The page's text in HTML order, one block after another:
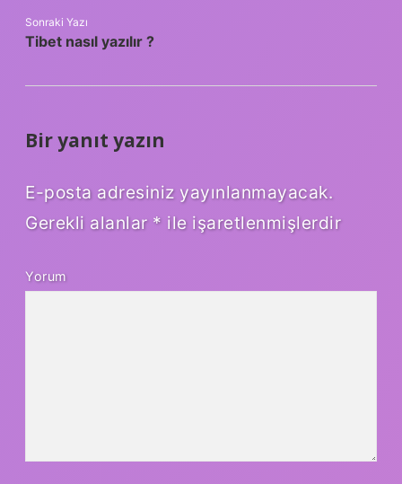
Sonraki Yazı
Tibet nasıl yazılır ?
Bir yanıt yazın
E-posta adresiniz yayınlanmayacak.
Gerekli alanlar * ile işaretlenmişlerdir
Yorum